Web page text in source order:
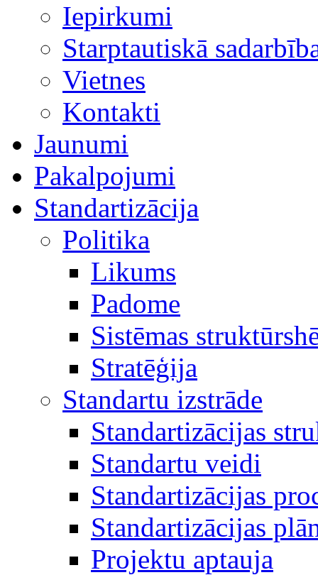
Iepirkumi
Starptautiskā
Vietnes
Kontakti
Jaunumi
Pakalpojumi
Standartizācija
Politika
Likums
Padome
Sistēmas
Stratēģija
Standartu izstrāde
Standartizācijas
Standartu veidi
Standartizācijas
Standartizācijas
Projektu aptauja